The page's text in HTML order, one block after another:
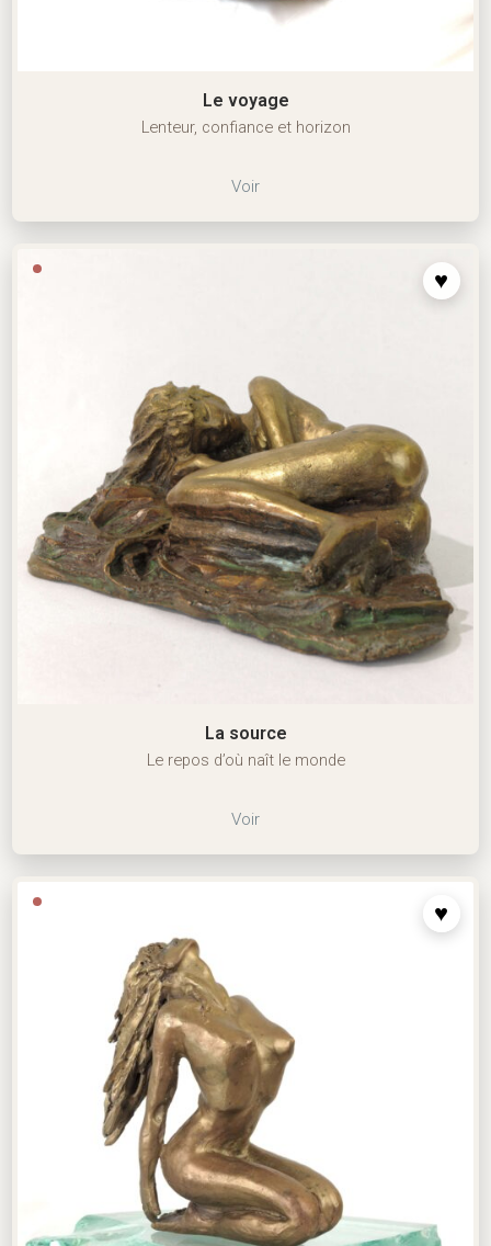
Le voyage
Lenteur, confiance et horizon
Voir
La source
Le repos d’où naît le monde
Voir